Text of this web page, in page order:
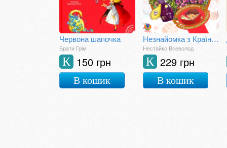
Червона шапочка
Брати Грім
150 грн
К
В кошик
Незнайомка з Країни Сонячних Зайчиків
Нестайко Всеволод
229 грн
К
В кошик